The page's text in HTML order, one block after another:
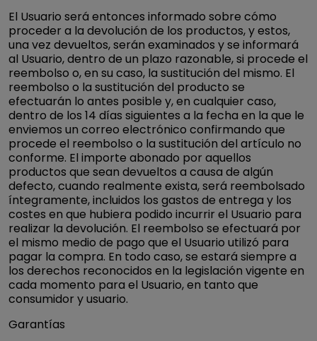
El Usuario será entonces informado sobre cómo
proceder a la devolución de los productos, y estos,
una vez devueltos, serán examinados y se informará
al Usuario, dentro de un plazo razonable, si procede el
reembolso o, en su caso, la sustitución del mismo. El
reembolso o la sustitución del producto se
efectuarán lo antes posible y, en cualquier caso,
dentro de los 14 días siguientes a la fecha en la que le
enviemos un correo electrónico confirmando que
procede el reembolso o la sustitución del artículo no
conforme. El importe abonado por aquellos
productos que sean devueltos a causa de algún
defecto, cuando realmente exista, será reembolsado
íntegramente, incluidos los gastos de entrega y los
costes en que hubiera podido incurrir el Usuario para
realizar la devolución. El reembolso se efectuará por
el mismo medio de pago que el Usuario utilizó para
pagar la compra. En todo caso, se estará siempre a
los derechos reconocidos en la legislación vigente en
cada momento para el Usuario, en tanto que
consumidor y usuario.
Garantías